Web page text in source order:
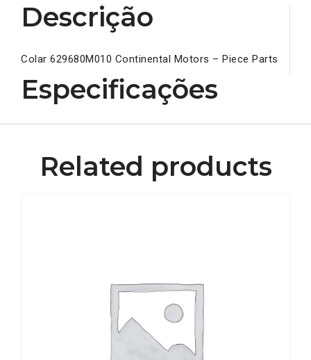
Descrição
Colar 629680M010 Continental Motors – Piece Parts
Especificações
Related products